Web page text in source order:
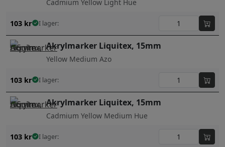
Cadmium Yellow Light Hue
103 kr I lager:
Akrylmarker Liquitex, 15mm
Yellow Medium Azo
103 kr I lager:
Akrylmarker Liquitex, 15mm
Cadmium Yellow Medium Hue
103 kr I lager: